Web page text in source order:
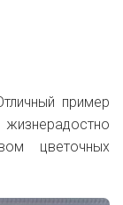
пример
цветочных